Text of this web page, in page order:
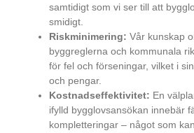
samtidigt som vi ser till att
smidigt.
Riskminimering: Vår kunskap
byggreglerna och kommunala
för fel och förseningar, vilket i
och pengar.
Kostnadseffektivitet: En
ifylld bygglovsansökan innebär
kompletteringar – något som